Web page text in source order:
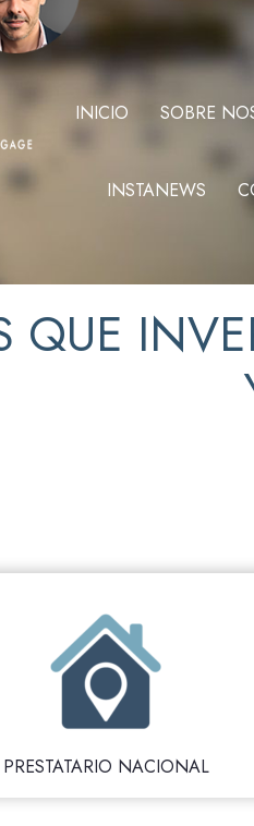
INICIO SOBRE
INSTANEWS
QUE
PRESTATARIO NACIONAL